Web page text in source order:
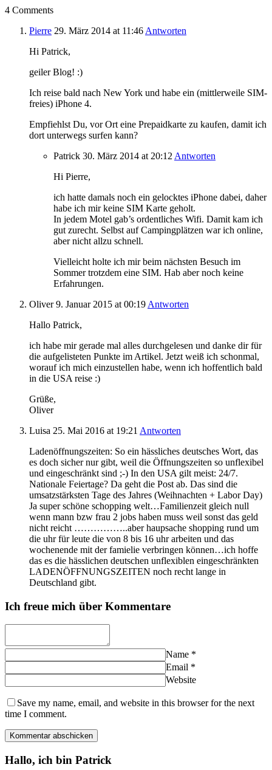
4 Comments
Pierre 29. März 2014 at 11:46 Antworten
Hi Patrick,
geiler Blog! :)
Ich reise bald nach New York und habe ein (mittlerweile SIM-
freies) iPhone 4.
Empfiehlst Du, vor Ort eine Prepaidkarte zu kaufen, damit ich
dort unterwegs surfen kann?
Patrick 30. März 2014 at 20:12 Antworten
Hi Pierre,
ich hatte damals noch ein gelocktes iPhone dabei, daher
habe ich mir keine SIM Karte geholt.
In jedem Motel gab’s ordentliches Wifi. Damit kam ich
gut zurecht. Selbst auf Campingplätzen war ich online,
aber nicht allzu schnell.
Vielleicht holte ich mir beim nächsten Besuch im
Sommer trotzdem eine SIM. Hab aber noch keine
Erfahrungen.
Oliver 9. Januar 2015 at 00:19 Antworten
Hallo Patrick,
ich habe mir gerade mal alles durchgelesen und danke dir für
die aufgelisteten Punkte im Artikel. Jetzt weiß ich schonmal,
worauf ich mich einzustellen habe, wenn ich hoffentlich bald
in die USA reise :)
Grüße,
Oliver
Luisa 25. Mai 2016 at 19:21 Antworten
Ladenöffnungszeiten: So ein hässliches deutsches Wort, das
es doch sicher nur gibt, weil die Öffnungszeiten so unflexibel
und eingeschränkt sind ;-) In den USA gilt meist: 24/7.
Nationale Feiertage? Da geht die Post ab. Das sind die
umsatzstärksten Tage des Jahres (Weihnachten + Labor Day)
Ja super schöne schopping welt…Familienzeit gleich null
wenn mann bzw frau 2 jobs haben muss weil sonst das geld
nicht reicht ……………..aber haupsache shopping rund um
die uhr für leute die von 8 bis 16 uhr arbeiten und das
wochenende mit der famielie verbringen können…ich hoffe
das es die hässlichen deutschen unflexiblen eingeschränkten
LADENÖFFNUNGSZEITEN noch recht lange in
Deutschland gibt.
Ich freue mich über Kommentare
Name *
Email *
Website
Save my name, email, and website in this browser for the next
time I comment.
Hallo, ich bin Patrick